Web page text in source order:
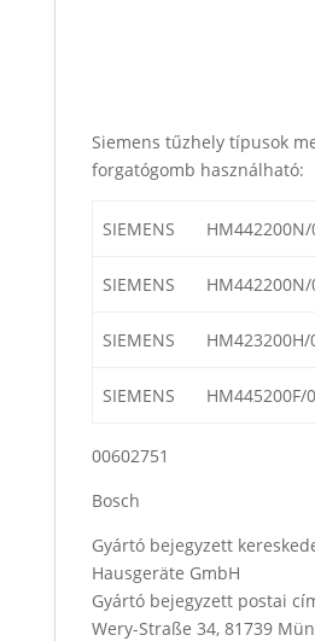
Siemens tűzhely típusok
forgatógomb használható:
SIEMENS HM442200N/
SIEMENS HM442200N/
SIEMENS HM423200H/
SIEMENS HM445200F/
00602751
Bosch
Gyártó bejegyzett
Hausgeräte GmbH
Gyártó bejegyzett
Wery-Straße 34, 81739